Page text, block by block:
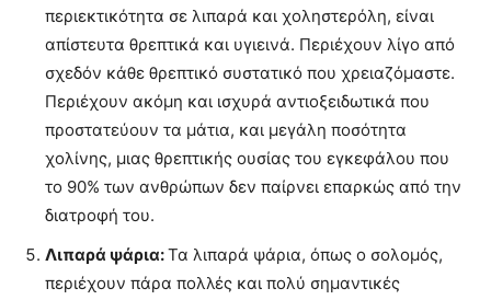
περιεκτικότητα σε λιπαρά και χοληστερόλη, είναι
απίστευτα θρεπτικά και υγιεινά. Περιέχουν λίγο από
σχεδόν κάθε θρεπτικό συστατικό που χρειαζόμαστε.
Περιέχουν ακόμη και ισχυρά αντιοξειδωτικά που
προστατεύουν τα μάτια, και μεγάλη ποσότητα
χολίνης, μιας θρεπτικής ουσίας του εγκεφάλου που
το 90% των ανθρώπων δεν παίρνει επαρκώς από την
διατροφή του.
Λιπαρά ψάρια:Τα λιπαρά ψάρια, όπως ο σολομός,
περιέχουν πάρα πολλές και πολύ σημαντικές